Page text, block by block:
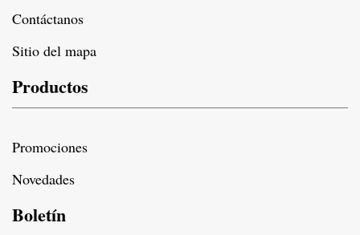
Contáctanos
Sitio del mapa
Productos
Promociones
Novedades
Boletín